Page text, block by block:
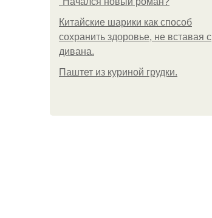
Китайские шарики как способ
сохранить здоровье, не вставая с
дивана.
Паштет из куриной грудки.